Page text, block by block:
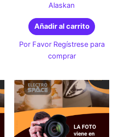
Alaskan
Añadir al carrito
Por Favor Regístrese para
comprar